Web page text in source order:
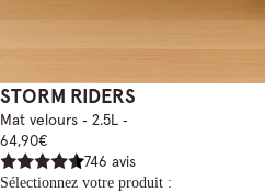
STORM RIDERS
Mat velours ‐ 2.5L ‐
64,90€
746 avis
Sélectionnez votre produit :